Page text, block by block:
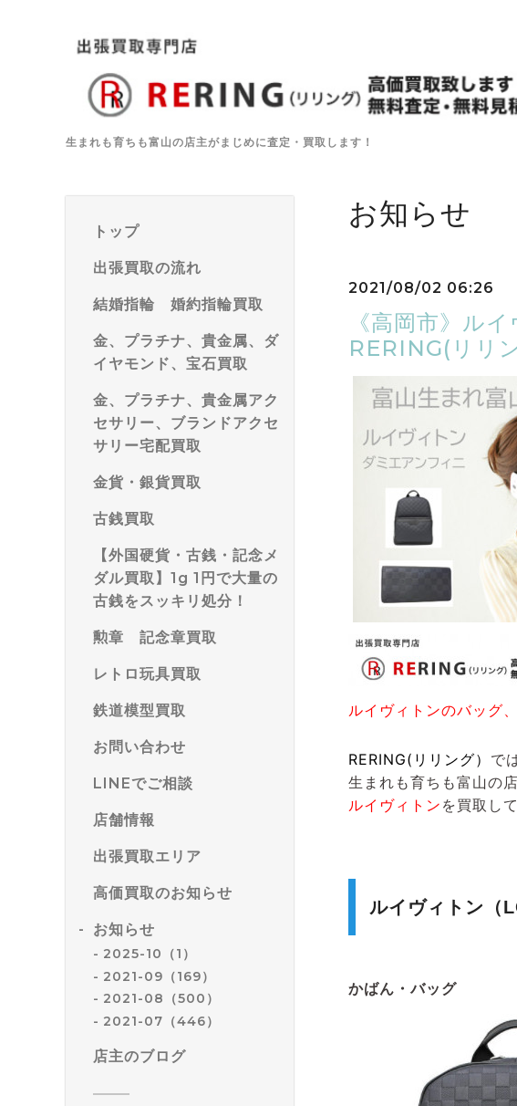
生まれも育ちも富山の店主がまじめに査定・買取します！
トップ
出張買取の流れ
結婚指輪 婚約指輪買取
金、プラチナ、貴金属、ダ
イヤモンド、宝石買取
金、プラチナ、貴金属アク
セサリー、ブランドアクセ
サリー宅配買取
金貨・銀貨買取
古銭買取
【外国硬貨・古銭・記念メ
ダル買取】1g 1円で大量の
古銭をスッキリ処分！
勲章 記念章買取
レトロ玩具買取
鉄道模型買取
お問い合わせ
LINEでご相談
店舗情報
出張買取エリア
高価買取のお知らせ
お知らせ
2025-10（1）
2021-09（169）
2021-08（500）
2021-07（446）
店主のブログ
お知らせ
2021/08/02 06:26
《高岡市》ル
RERING(リリン
ルイヴィトンのバッグ
RERING(リリング） で
生まれも育ちも富山の
ルイヴィトン を買取し
ルイヴィトン（
かばん・バッグ